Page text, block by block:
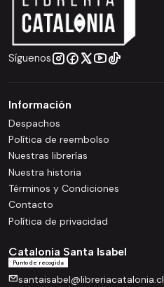
Síguenos
Información
Despachos
Política de reembolso
Nuestras librerías
Nuestra historia
Términos y Condiciones
Contacto
Política de privacidad
Catalonia Santa Isabel
Punto de recogida
santaisabel@libreriacatalonia.cl